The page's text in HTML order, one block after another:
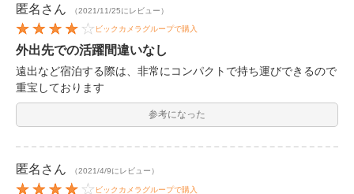
匿名 さん （2021/11/25にレビュー）
ビックカメラグループで購入
外出先での活躍間違いなし
遠出など宿泊する際は、非常にコンパクトで持ち運びできるので
重宝しております
参考になった
匿名 さん （2021/4/9にレビュー）
ビックカメラグループで購入